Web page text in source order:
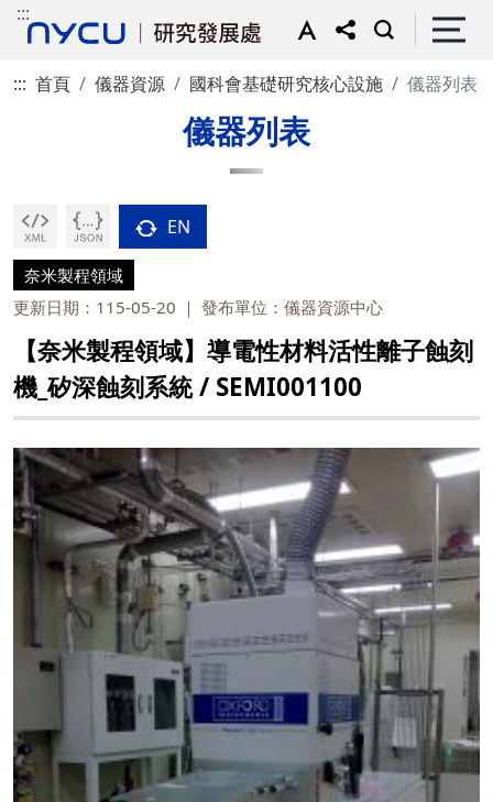
:::
::: 首頁 儀器資源 國科會基礎研究核心設施 儀器列表
儀器列表
EN
奈米製程領域
更新日期：115-05-20
發布單位：儀器資源中心
【奈米製程領域】導電性材料活性離子蝕刻
機_矽深蝕刻系統 / SEMI001100